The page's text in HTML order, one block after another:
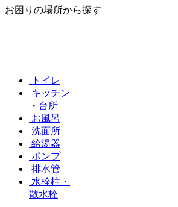
お困りの場所から探す
トイレ
キッチン
・台所
お風呂
洗面所
給湯器
ポンプ
排水管
水栓柱・
散水栓